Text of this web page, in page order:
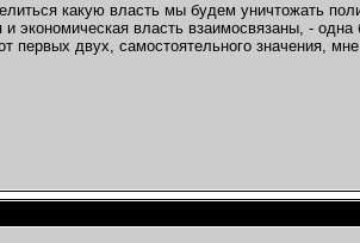
какую власть мы будем уничтожать
и экономическая власть взаимосвязаны, -
первых двух, самостоятельного значения,